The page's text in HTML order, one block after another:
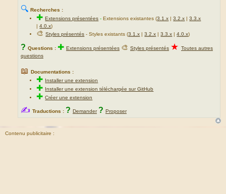
🔍 Recherches :
✚Extensions présentées - Extensions existantes (3.1.x |3.2.x |3.3.x
|4.0.x)
🎨Styles présentés - Styles existants (3.1.x |3.2.x |3.3.x |4.0.x)
? Questions : ✚ Extensions présentées 🎨 Styles présentés ★ Toutes autres
questions
📖 Documentations :
✚ Installer une extension
✚ Installer une extension téléchargée sur GitHub
✚Créer une extension
✍ Traductions : ? Demander ? Proposer
Contenu publicitaire :